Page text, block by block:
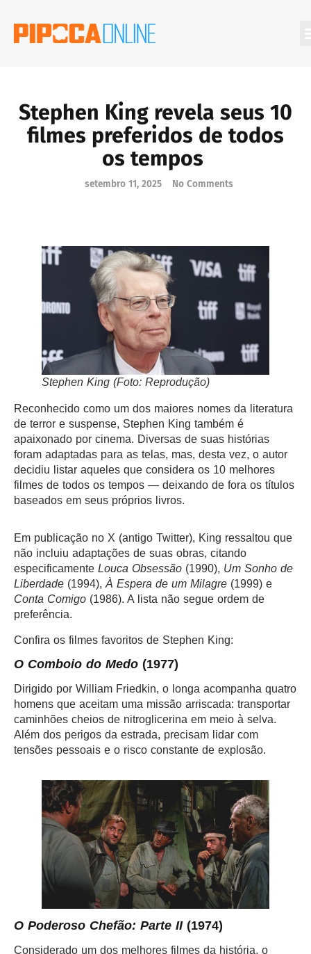
Stephen King revela seus 10
filmes preferidos de todos
os tempos
setembro 11, 2025 No Comments
Stephen King (Foto: Reprodução)
Reconhecido como um dos maiores nomes da literatura
de terror e suspense, Stephen King também é
apaixonado por cinema. Diversas de suas histórias
foram adaptadas para as telas, mas, desta vez, o autor
decidiu listar aqueles que considera os 10 melhores
filmes de todos os tempos — deixando de fora os títulos
baseados em seus próprios livros.
Em publicação no X (antigo Twitter), King ressaltou que
não incluiu adaptações de suas obras, citando
especificamente Louca Obsessão (1990), Um Sonho de
Liberdade (1994), À Espera de um Milagre (1999) e
Conta Comigo (1986). A lista não segue ordem de
preferência.
Confira os filmes favoritos de Stephen King:
O Comboio do Medo (1977)
Dirigido por William Friedkin, o longa acompanha quatro
homens que aceitam uma missão arriscada: transportar
caminhões cheios de nitroglicerina em meio à selva.
Além dos perigos da estrada, precisam lidar com
tensões pessoais e o risco constante de explosão.
O Poderoso Chefão: Parte II(1974)
Considerado um dos melhores filmes da história, o